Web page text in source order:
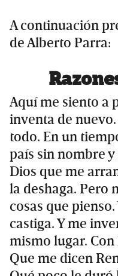
A continuación
de Alberto Parra:
Aquí me siento a
inventa de
todo. En un
país sin nombre
Dios que me
la deshaga. Pero
cosas que
castiga. Y me
mismo lugar.
Que me dicen